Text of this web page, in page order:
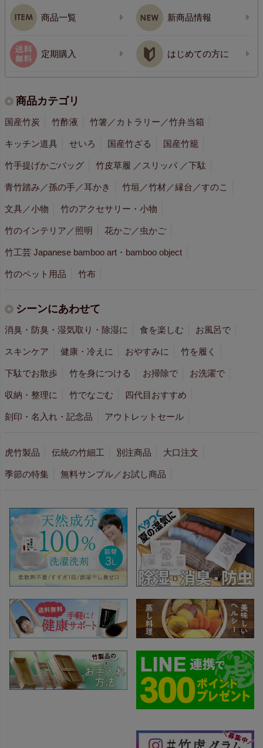
商品一覧 新商品情報
定期購入 はじめての方に
商品カテゴリ
国産竹炭 竹酢液 竹箸／カトラリー／竹弁当箱
キッチン道具 せいろ 国産竹ざる 国産竹籠
竹手提げかごバッグ 竹皮草履 ／スリッパ ／下駄
青竹踏み／孫の手／耳かき 竹垣／竹材／縁台／すのこ
文具／小物 竹のアクセサリー・小物
竹のインテリア／照明 花かご／虫かご
竹工芸 Japanese bamboo art・bamboo object
竹のペット用品 竹布
シーンにあわせて
消臭・防臭・湿気取り・除湿に 食を楽しむ お風呂で
スキンケア 健康・冷えに おやすみに 竹を履く
下駄でお散歩 竹を身につける お掃除で お洗濯で
収納・整理に 竹でなごむ 四代目おすすめ
刻印・名入れ・記念品 アウトレットセール
虎竹製品 伝統の竹細工 別注商品 大口注文
季節の特集 無料サンプル／お試し商品